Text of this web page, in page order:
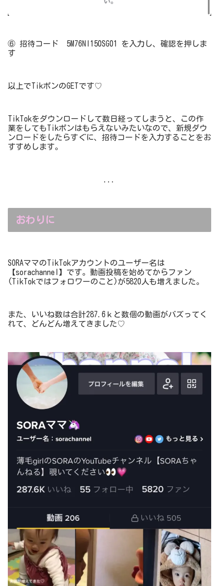
⑥ 招待コード 5M76NI150SG01 を入力し、確認を押しま
す
以上でTikポンのGETです♡
TikTokをダウンロードして数日経ってしまうと、この作
業をしてもTikポンはもらえないみたいなので、新規ダウ
ンロードをしたらすぐに、招待コードを入力することをお
すすめします。
おわりに
SORAママのTikTokアカウントのユーザー名は
【sorachannel】です。動画投稿を始めてからファン
(TikTokではフォロワーのこと)が5820人も増えました。
また、いいね数は合計287.6ｋと数個の動画がバズってく
れて、どんどん増えてきました♡